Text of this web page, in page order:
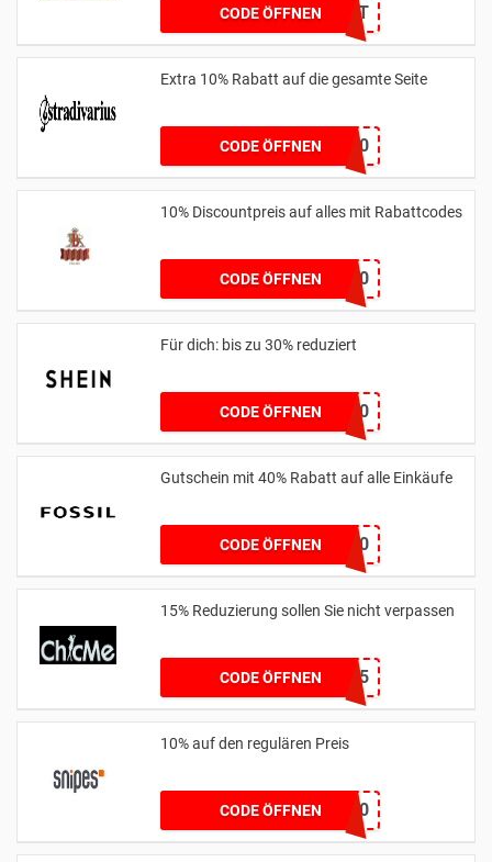
CODE ÖFFNENBDAYSUIT
Extra 10% Rabatt auf die gesamte Seite
CODE ÖFFNENSPRING10
10% Discountpreis auf alles mit Rabattcodes
CODE ÖFFNEN
WELCOME10
Für dich: bis zu 30% reduziert
CODE ÖFFNENUNO30
Gutschein mit 40% Rabatt auf alle Einkäufe
CODE ÖFFNENFOSSIL40
15% Reduzierung sollen Sie nicht verpassen
CODE ÖFFNENSJQ15
10% auf den regulären Preis
CODE ÖFFNENCLIQUE10